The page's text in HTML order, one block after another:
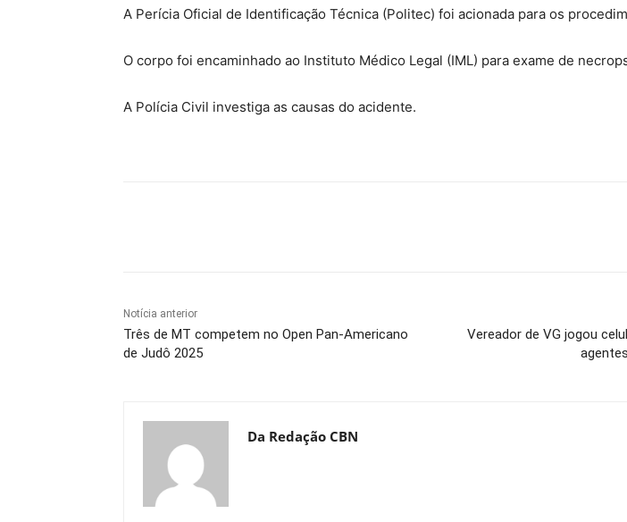
A Perícia Oficial de Identificação Técnica (Politec) foi acionada para os
O corpo foi encaminhado ao Instituto Médico Legal (IML) para exame de
A Polícia Civil investiga as causas do acidente.
Notícia anterior
Três de MT competem no Open Pan-Americano
de Judô 2025
Vereador de VG jogou
Da Redação CBN